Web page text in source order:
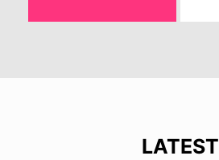
LATEST